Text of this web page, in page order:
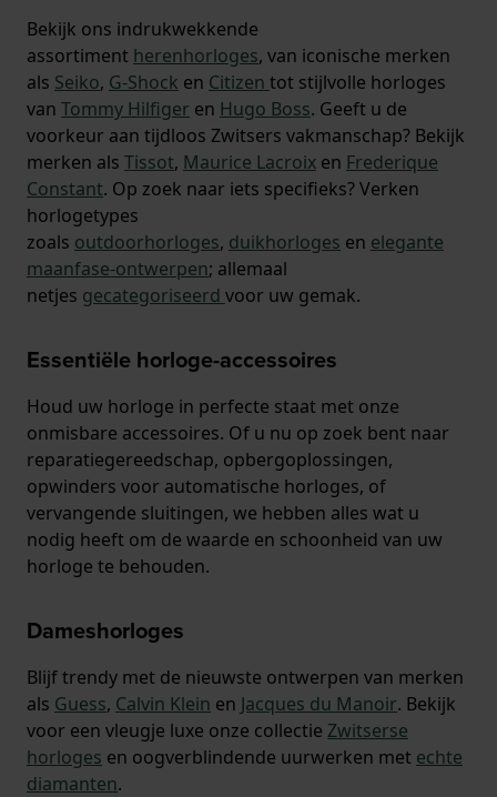
Bekijk ons indrukwekkende
assortiment herenhorloges, van iconische merken
als Seiko, G-Shock en Citizen tot stijlvolle horloges
van Tommy Hilfiger en Hugo Boss. Geeft u de
voorkeur aan tijdloos Zwitsers vakmanschap? Bekijk
merken als Tissot, Maurice Lacroix en Frederique
Constant. Op zoek naar iets specifieks? Verken
horlogetypes
zoals outdoorhorloges, duikhorloges en elegante
maanfase-ontwerpen; allemaal
netjes gecategoriseerd voor uw gemak.
Essentiële horloge-accessoires
Houd uw horloge in perfecte staat met onze
onmisbare accessoires. Of u nu op zoek bent naar
reparatiegereedschap, opbergoplossingen,
opwinders voor automatische horloges, of
vervangende sluitingen, we hebben alles wat u
nodig heeft om de waarde en schoonheid van uw
horloge te behouden.
Dameshorloges
Blijf trendy met de nieuwste ontwerpen van merken
als Guess, Calvin Klein en Jacques du Manoir. Bekijk
voor een vleugje luxe onze collectie Zwitserse
horloges en oogverblindende uurwerken met echte
diamanten.